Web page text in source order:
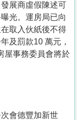
展商虛假陳述可
光。運房局已向
取入伙紙後不得
及罰款10 萬元，
屋事務委員會將於
會德豐加新世